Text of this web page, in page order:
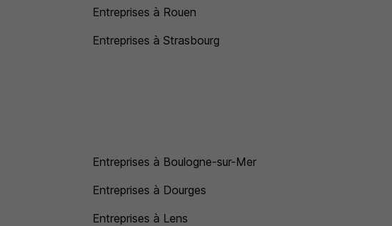
Entreprises à Rouen
Entreprises à Strasbourg
Entreprises à Boulogne-sur-Mer
Entreprises à Dourges
Entreprises à Lens